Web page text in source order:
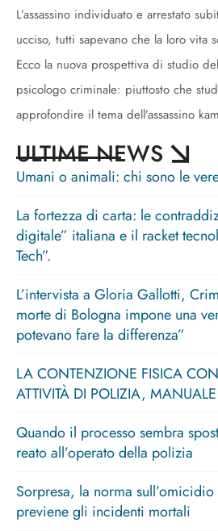
L’assassino individuato e arrestato
ucciso, tutti sapevano che la loro vita
Ecco la nuova prospettiva di studio
psicologo criminale: piuttosto che
approfondire il tema dell’assassino
ULTIME NEWS
Umani o animali: chi sono le
La fortezza di carta: le
digitale” italiana e il racket
Tech”.
L’intervista a Gloria Gallotti,
morte di Bologna impone una
potevano fare la differenza”
LA CONTENZIONE FISICA
ATTIVITÀ DI POLIZIA,
Quando il processo sembra
reato all’operato della polizia
Sorpresa, la norma
previene gli incidenti mortali